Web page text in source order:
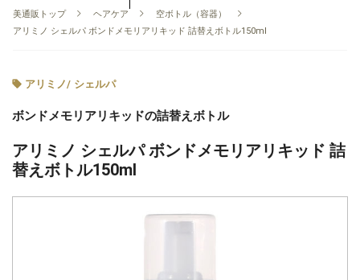
美通販トップ ヘアケア
空ボトル（容器）
アリミノ シェルパ ボンドメモリアリキッド 詰替えボトル150ml
アリミノ/ シェルパ
ボンドメモリアリキッドの詰替えボトル
アリミノ シェルパ ボンドメモリアリキッド 詰
替えボトル150ml